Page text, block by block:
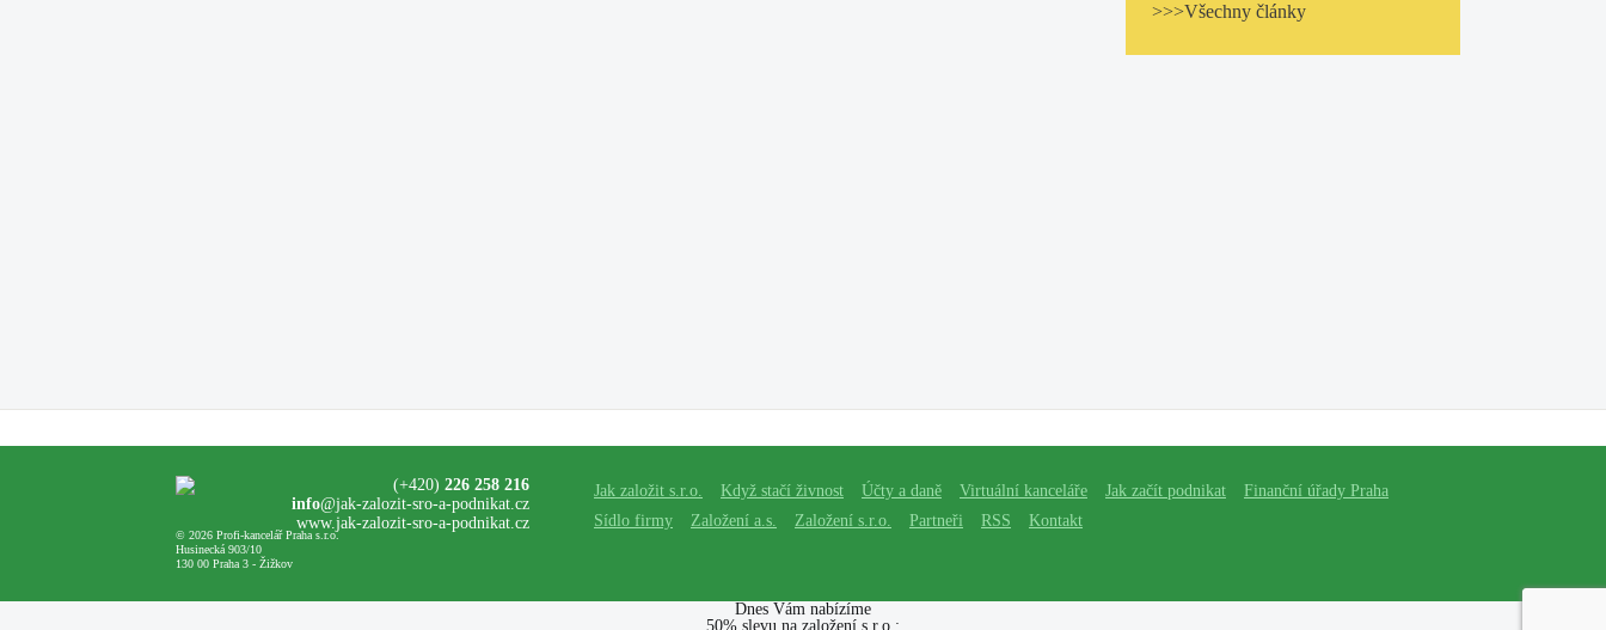
>>>Všechny články
© 2026 Profi-kancelář Praha s.r.o.
Husinecká 903/10
130 00 Praha 3 - Žižkov
(+420) 226 258 216
info@jak-zalozit-sro-a-podnikat.cz
www.jak-zalozit-sro-a-podnikat.cz
Jak založit s.r.o. Když stačí živnost Účty a daně Virtuální kanceláře Jak začít podnikat
Finanční úřady Praha
Sídlo firmy
Založení a.s. Založení s.r.o. Partneři RSS Kontakt
Dnes Vám nabízíme
50% slevu na založení s.r.o.: